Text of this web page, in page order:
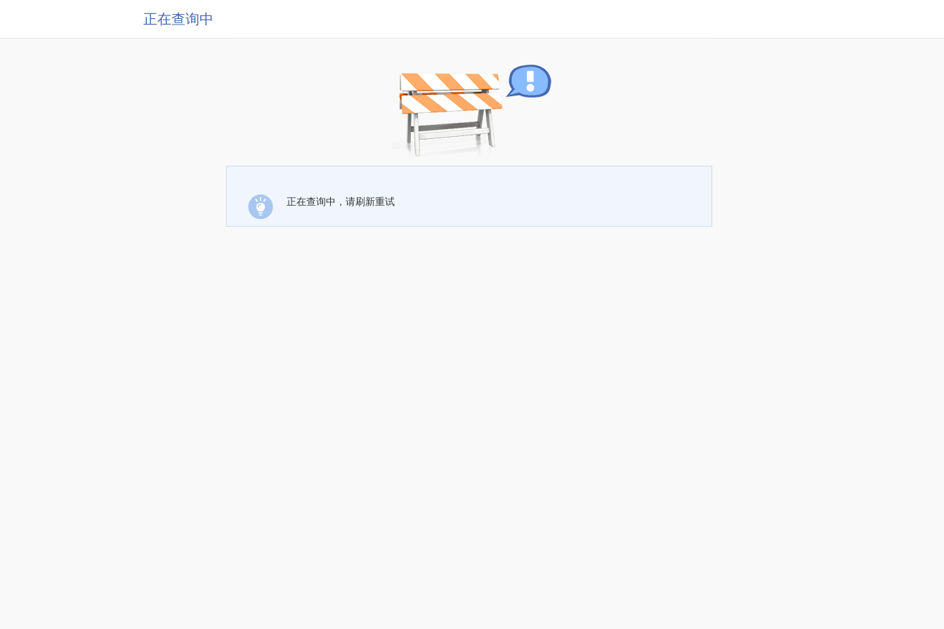
正在查询中
正在查询中，请刷新重试